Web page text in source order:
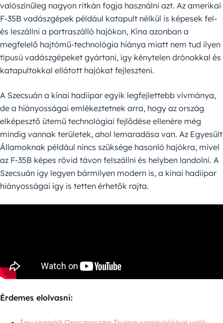
valószínűleg nagyon ritkán fogja használni azt. Az amerikai
F-35B vadászgépek például katapult nélkül is képesek fel-
és leszállni a partraszálló hajókon, Kína azonban a
megfelelő hajtómű-technológia hiánya miatt nem tud ilyen
típusú vadászgépeket gyártani, így kénytelen drónokkal és
katapultokkal ellátott hajókat fejleszteni.
A Szecsuán a kínai hadiipar egyik legfejlettebb vívmánya,
de a hiányosságai emlékeztetnek arra, hogy az ország
elképesztő ütemű technológiai fejlődése ellenére még
mindig vannak területek, ahol lemaradása van. Az Egyesült
Államoknak például nincs szüksége hasonló hajókra, mivel
az F-35B képes rövid távon felszállni és helyben landolni. A
Szecsuán így legyen bármilyen modern is, a kínai hadiipar
hiányosságai így is tetten érhetők rajta.
Érdemes elolvasni: